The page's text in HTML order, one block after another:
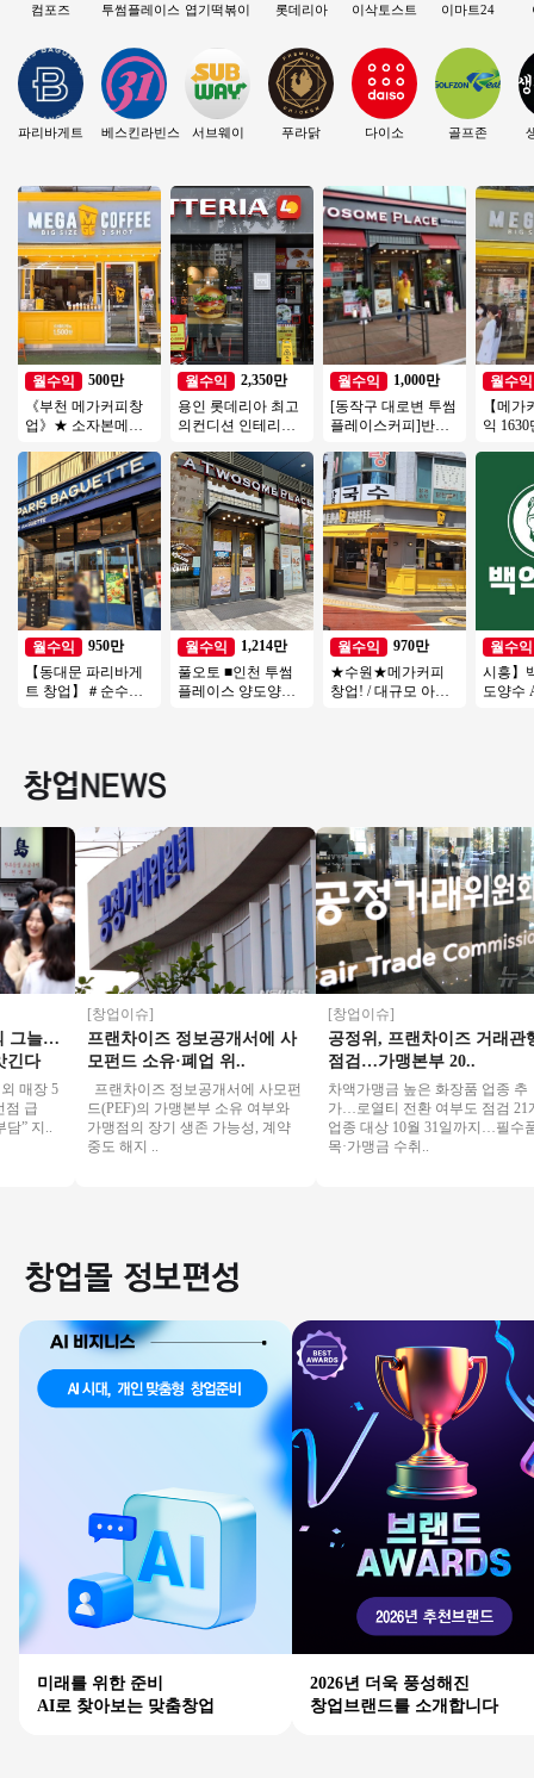
컴포즈
파리바게트
투썸플레이스
베스킨라빈스
엽기떡볶이
서브웨이
롯데리아
푸라닭
이삭토스트
다이소
이마트24
골프존
월수익
500만
《부천 메가커피창
업》★ 소자본메가
많은 메가커피창업
★
월수익
950만
【동대문 파리바게
트 창업】＃순수익
월수익
2,350만
용인 롯데리아 최고
의컨디션 인테리어
아 양도양수 진행합
니다
월수익
1,214만
풀오토 ■인천 투썸
플레이스 양도양수■
월수익
1,000만
[동작구 대로변 투썸
플레이스커피]반오
성창업/커피창업
월수익
970만
★수원★메가커피
창업! / 대규모 아파
월수익
【메가
익
월수익
시흥】
도양수
늘…
장 5
지..
[창업이슈]
프랜차이즈 정보공개서에 사
모펀드 소유·폐업 위..
프랜차이즈 정보공개서에 사모펀
드(PEF)의 가맹본부 소유 여부와
가맹점의 장기 생존 가능성, 계약
중도 해지 ..
[창업이슈]
공정위, 프랜차이즈 거래관행
점검…가맹본부 20..
차액가맹금 높은 화장품 업종 추
가…로열티 전환 여부도 점검 21개
업종 대상 10월 31일까지…필수품
목·가맹금 수취..
미래를 위한 준비
AI로 찾아보는 맞춤창업
2026년 더욱 풍성해진
창업브랜드를 소개합니다